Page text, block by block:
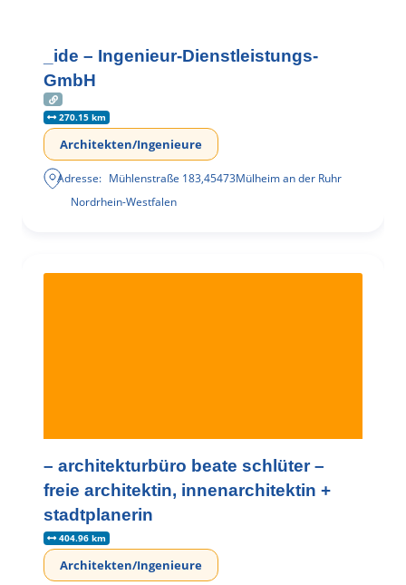
_ide – Ingenieur-Dienstleistungs-
GmbH
270.15 km
Architekten/Ingenieure
Adresse: Mühlenstraße 183,45473Mülheim an der Ruhr
Nordrhein-Westfalen
– architekturbüro beate schlüter –
freie architektin, innenarchitektin +
stadtplanerin
404.96 km
Architekten/Ingenieure